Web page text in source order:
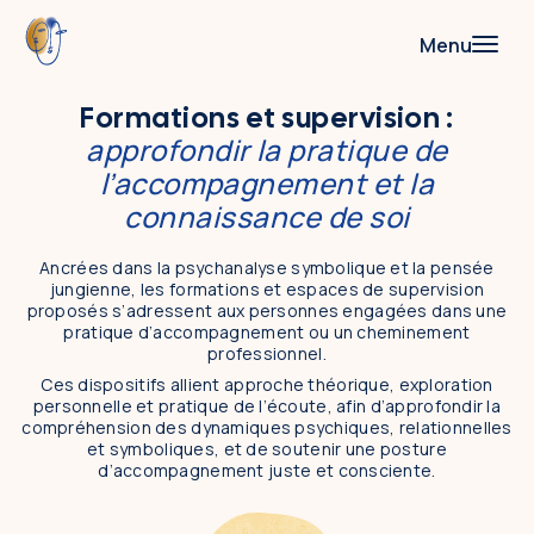
Menu
Accompagnements
Thérapie de couple
Psychanalyse symbolique
Coaching & consulting
Formations et supervision
Thérapie de couple
Psychanalyse symbolique
Supervision
Formations et supervision :
approfondir la pratique de
l’accompagnement et la
connaissance de soi
Ancrées dans la psychanalyse symbolique et la pensée
jungienne, les formations et espaces de supervision
proposés s’adressent aux personnes engagées dans une
pratique d’accompagnement ou un cheminement
professionnel.
Ces dispositifs allient approche théorique, exploration
personnelle et pratique de l’écoute, afin d’approfondir la
compréhension des dynamiques psychiques, relationnelles
et symboliques, et de soutenir une posture
d’accompagnement juste et consciente.